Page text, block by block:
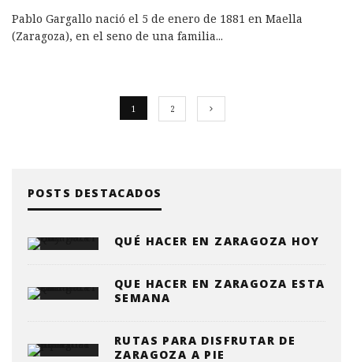
Pablo Gargallo nació el 5 de enero de 1881 en Maella
(Zaragoza), en el seno de una familia...
1 2
POSTS DESTACADOS
QUÉ HACER EN ZARAGOZA HOY
QUE HACER EN ZARAGOZA ESTA
SEMANA
RUTAS PARA DISFRUTAR DE
ZARAGOZA A PIE